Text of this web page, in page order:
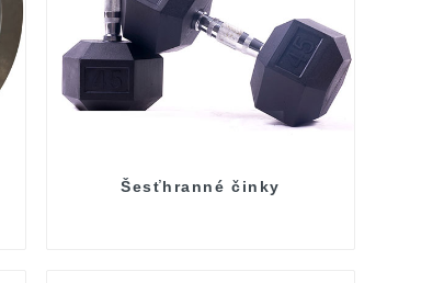
Šesťhranné činky